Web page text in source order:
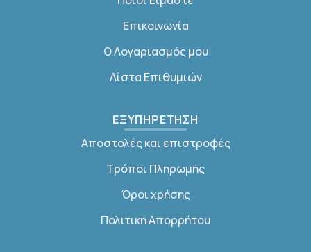
Επικοινωνία
Ο Λογαριασμός μου
Λίστα Επιθυμιών
ΕΞΥΠΗΡΕΤΗΣΗ
Αποστολές και επιστροφές
Τρόποι Πληρωμής
Όροι χρήσης
Πολιτική Απορρήτου